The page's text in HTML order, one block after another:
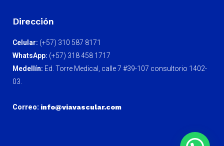
Dirección
Celular: (+57) 310 587 8171
WhatsApp: (+57) 318 458 1717
Medellín: Ed. Torre Medical, calle 7 #39-107 consultorio 1402-
03.
Correo: info@viavascular.com